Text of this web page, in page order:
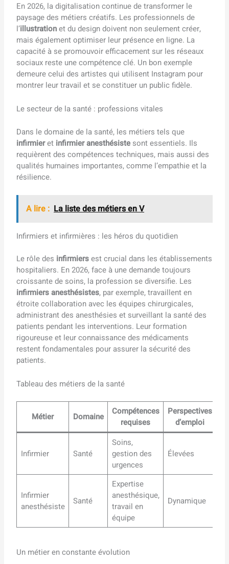
En 2026, la digitalisation continue de transformer le
paysage des métiers créatifs. Les professionnels de
l’illustrationet du design doivent non seulement créer,
mais également optimiser leur présence en ligne. La
capacité à se promouvoir efficacement sur les réseaux
sociaux reste une compétence clé. Un bon exemple
demeure celui des artistes qui utilisent Instagram pour
montrer leur travail et se constituer un public fidèle.
Le secteur de la santé : professions vitales
Dans le domaine de la santé, les métiers tels que
infirmieret infirmier anesthésiste sont essentiels. Ils
requièrent des compétences techniques, mais aussi des
qualités humaines importantes, comme l’empathie et la
résilience.
A lire : La liste des métiers en V
Infirmiers et infirmières : les héros du quotidien
Le rôle des infirmiersest crucial dans les établissements
hospitaliers. En 2026, face à une demande toujours
croissante de soins, la profession se diversifie. Les
infirmiers anesthésistes, par exemple, travaillent en
étroite collaboration avec les équipes chirurgicales,
administrant des anesthésies et surveillant la santé des
patients pendant les interventions. Leur formation
rigoureuse et leur connaissance des médicaments
restent fondamentales pour assurer la sécurité des
patients.
Tableau des métiers de la santé
Métier Domaine
Compétences
requises
Perspectives
d’emploi
Infirmier Santé
Soins,
gestion des
urgences
Élevées
Infirmier
anesthésiste
Santé
Expertise
anesthésique,
travail en
équipe
Dynamique
Un métier en constante évolution